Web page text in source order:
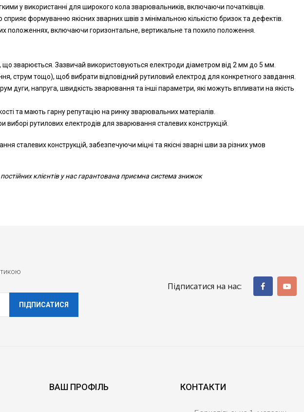
у використанні для широкого кола зварювальників, включаючи початківців.
формуванню якісних зварних швів з мінімальною кількістю бризок та дефектів.
положеннях, включаючи горизонтальне, вертикальне та похило положення.
зварюється. Зазвичай використовуються електроди діаметром від 2 мм до 5 мм.
струм тощо), щоб вибрати відповідний рутиловий електрод для конкретного завдання.
дуги, напруга, швидкість зварювання та інші параметри, які можуть впливати на якість
та мають гарну репутацію на ринку зварювальних матеріалів.
виборі рутилових електродів для зварювання сталевих конструкцій.
сталевих конструкцій, забезпечуючи міцні та якісні зварні шви за різних умов
клієнтів у нас гарантована приємна система знижок
ПІДПИСАТИСЯ
Підписатися на нас:
ВАШ ПРОФІЛЬ КОНТАКТИ